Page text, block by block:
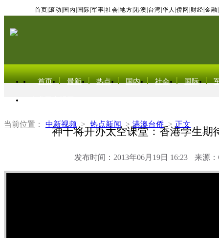
首页 滚动 国内 国际 军事 社会 地方 港澳 台湾 华人 侨网 财经 金融
首页 最新 热点 国内 社会 国际
当前位置： 中新视频 > 热点新闻 > 港澳台侨 > 正文
神十将开办太空课堂：香港学生期
发布时间：2013年06月19日 16:23 来源